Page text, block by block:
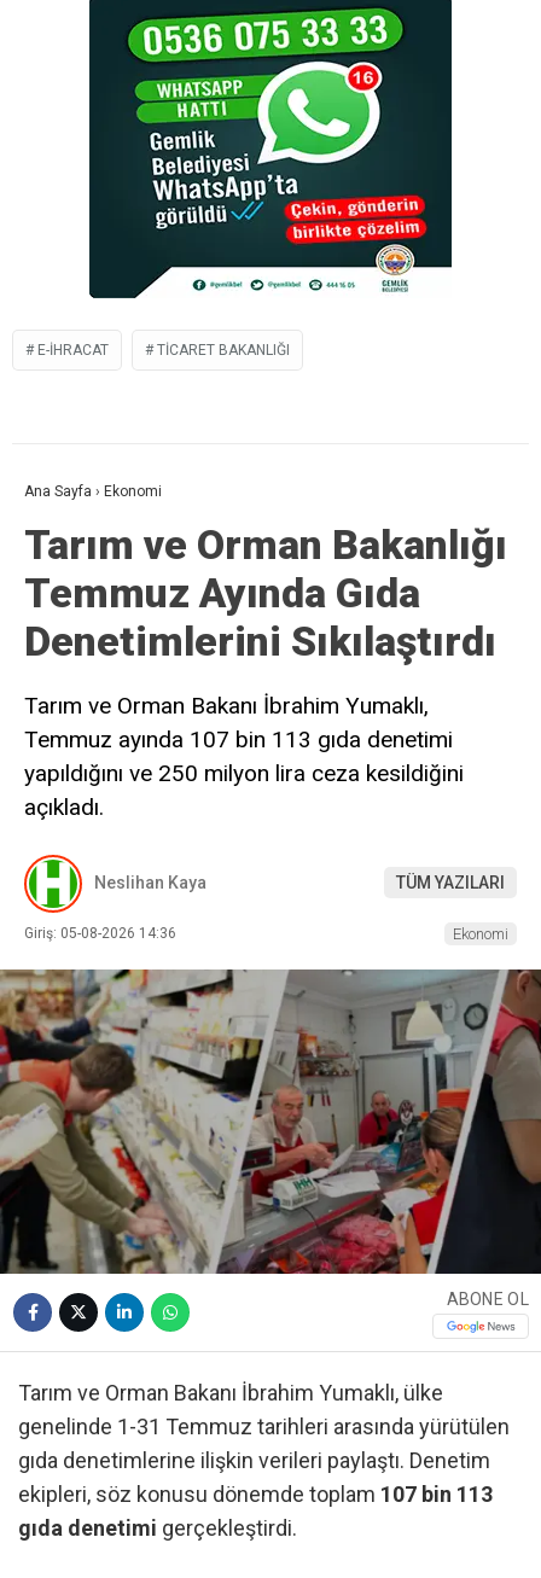
E-İHRACAT TICARET BAKANLIĞI
Ana Sayfa › Ekonomi
Tarım ve Orman Bakanlığı
Temmuz Ayında Gıda
Denetimlerini Sıkılaştırdı
Tarım ve Orman Bakanı İbrahim Yumaklı,
Temmuz ayında 107 bin 113 gıda denetimi
yapıldığını ve 250 milyon lira ceza kesildiğini
açıkladı.
Neslihan Kaya TÜM YAZILARI
Giriş: 05-08-2026 14:36 Ekonomi
ABONE OL
Tarım ve Orman Bakanı İbrahim Yumaklı, ülke
genelinde 1-31 Temmuz tarihleri arasında yürütülen
gıda denetimlerine ilişkin verileri paylaştı. Denetim
ekipleri, söz konusu dönemde toplam 107 bin 113
gıda denetimi gerçekleştirdi.